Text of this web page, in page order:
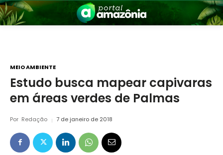
MEIO AMBIENTE
Estudo busca mapear capivaras
em áreas verdes de Palmas
Por Redação 7 de janeiro de 2018